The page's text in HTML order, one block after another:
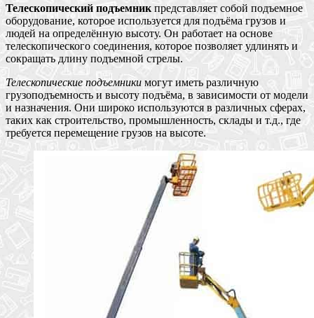
Телескопический подъемник представляет собой подъемное
оборудование, которое используется для подъёма грузов и
людей на определённую высоту. Он работает на основе
телескопического соединения, которое позволяет удлинять и
сокращать длину подъемной стрелы.
Телескопические подъемники могут иметь различную
грузоподъемность и высоту подъёма, в зависимости от модели
и назначения. Они широко используются в различных сферах,
таких как строительство, промышленность, склады и т.д., где
требуется перемещение грузов на высоте.